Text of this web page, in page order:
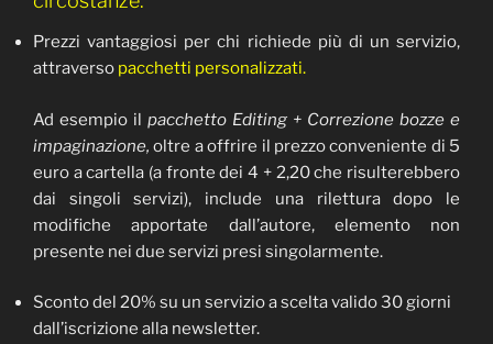
Prezzi vantaggiosi per chi richiede più di un servizio,
attraverso pacchetti personalizzati.
Ad esempio il pacchetto Editing + Correzione bozze e
impaginazione, oltre a offrire il prezzo conveniente di 5
euro a cartella (a fronte dei 4 + 2,20 che risulterebbero
dai singoli servizi), include una rilettura dopo le
modifiche apportate dall’autore, elemento non
presente nei due servizi presi singolarmente.
Sconto del 20% su un servizio a scelta valido 30 giorni
dall’iscrizione alla newsletter.